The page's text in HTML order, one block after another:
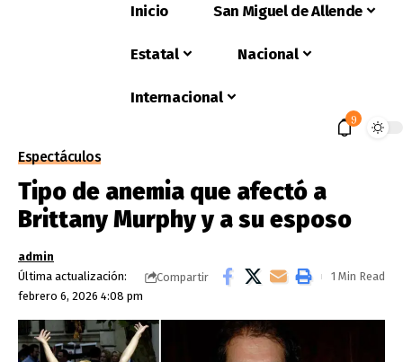
Inicio San Miguel de Allende
Estatal Nacional
Internacional
9
Espectáculos
Tipo de anemia que afectó a
Brittany Murphy y a su esposo
Última actualización:
febrero 6, 2026 4:08 pm
admin
Compartir
1 Min Read